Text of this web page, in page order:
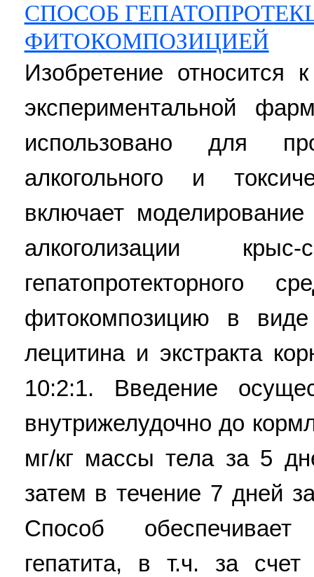
СПОСОБ
ФИТОКОМПОЗИЦИЕЙ
Изобретение относится
экспериментальной
использовано для
алкогольного и
включает
алкоголизации
гепатопротекторного
фитокомпозицию в
лецитина и экстракта
10:2:1. Введение
внутрижелудочно до
мг/кг массы тела за 5
затем в течение 7 дней
Способ
гепатита, в т.ч. за счет